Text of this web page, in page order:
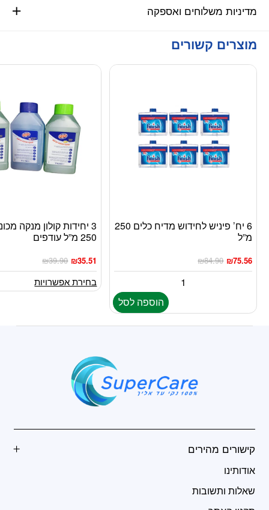
מדיניות משלוחים ואספקה
מוצרים קשורים
6 יח’ פיניש לחידוש מדיח כלים 250
מ”ל
₪84.90 ₪75.56
הוספה לסל
3 יחידות קולון מנקה
250 מ”ל עודפים
₪39.90 ₪35.51
למוצר
זה
מספר
סוגים.
ניתן
את
המוצר
בחירת אפשרויות
קישורים מהירים
אודותינו
שאלות ותשובות